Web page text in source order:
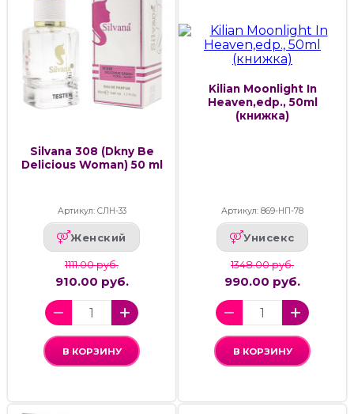
Silvana 308 (Dkny Be
Delicious Woman) 50 ml
Артикул: СЛН-33
Женский
1111.00 руб.
910.00 руб.
В КОРЗИНУ
Kilian Moonlight In
Heaven,edp., 50ml
(книжка)
Артикул: 869-НП-78
Унисекс
1348.00 руб.
990.00 руб.
В КОРЗИНУ